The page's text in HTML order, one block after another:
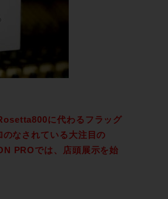
に代わるフラッグ
なされている大注目の
PROでは、店頭展示を始